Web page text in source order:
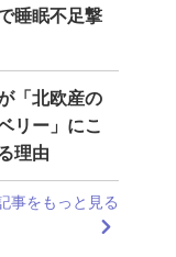
睡眠不足撃
「北欧産の
リー」にこ
理由
事をもっと見る